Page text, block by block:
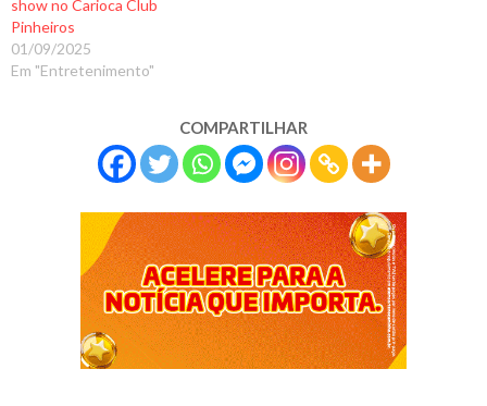
show no Carioca Club
Pinheiros
01/09/2025
Em "Entretenimento"
COMPARTILHAR